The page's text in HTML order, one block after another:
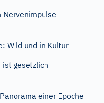
Nervenimpulse
Wild und in Kultur
ist gesetzlich
einer Epoche